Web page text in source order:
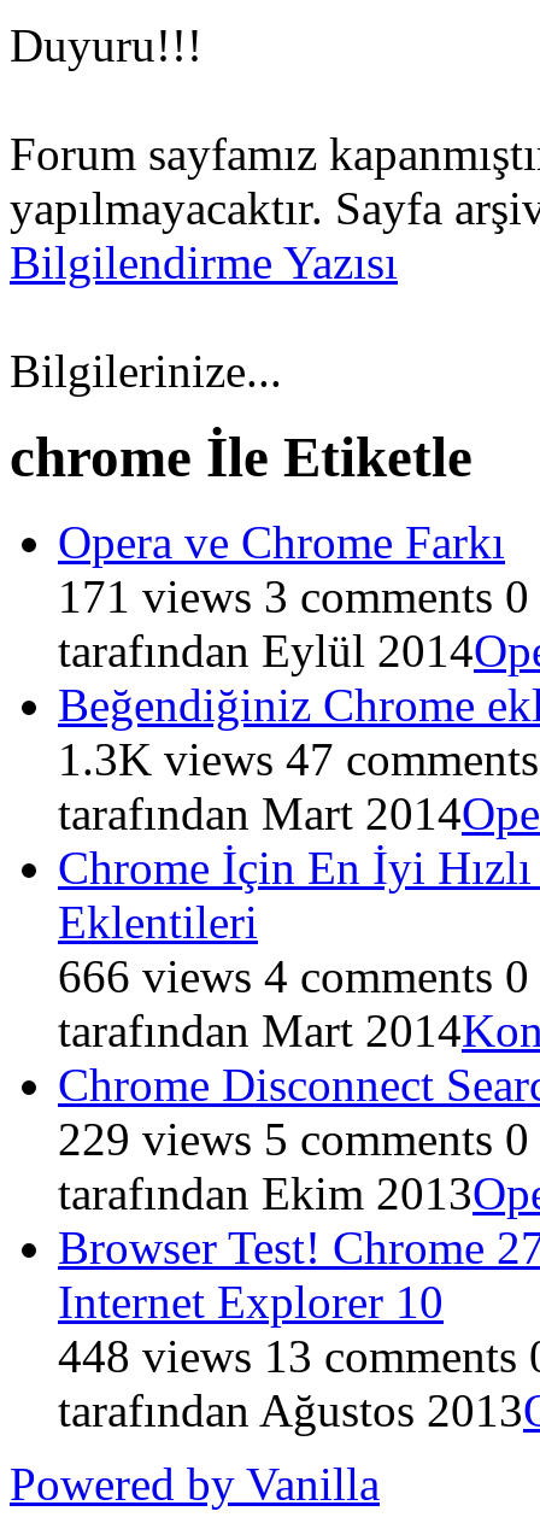
Duyuru!!!
Forum sayfamız
yapılmayacaktır. Sayfa
Bilgilendirme Yazısı
Bilgilerinize...
chrome İle Etiketle
Opera ve Chrome Farkı
171 views 3 comments 0
tarafından Eylül 2014
Beğendiğiniz Chrome
1.3K views 47 comments
tarafından Mart 2014
Chrome İçin En İyi
Eklentileri
666 views 4 comments 0
tarafından Mart 2014
Chrome Disconnect
229 views 5 comments 0
tarafından Ekim 2013
Browser Test! Chrome
Internet Explorer 10
448 views 13 comments
tarafından Ağustos 2013
Powered by Vanilla